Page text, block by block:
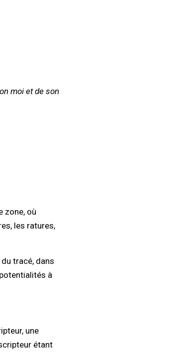
moi et de son
zone, où
les ratures,
tracé, dans
à
une
étant